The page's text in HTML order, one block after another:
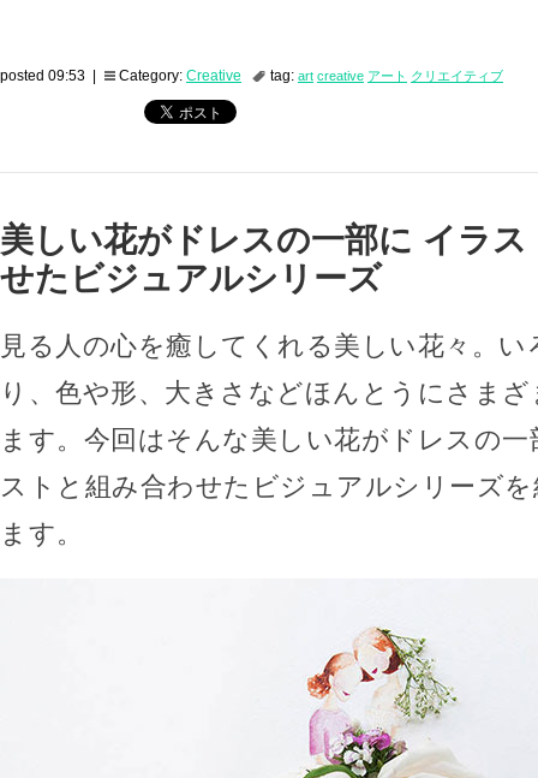
posted 09:53 | Category: Creative tag: art creative アート クリエイティブ
美しい花がドレスの一部に イラ
せたビジュアルシリーズ
見る人の心を癒してくれる美しい花々。
り、色や形、大きさなどほんとうにさま
ます。今回はそんな美しい花がドレスの
ストと組み合わせたビジュアルシリーズ
ます。